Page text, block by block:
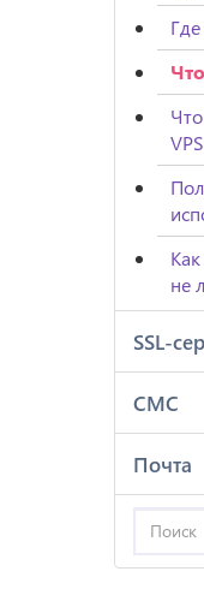
не
SSL-
СМС
Почта